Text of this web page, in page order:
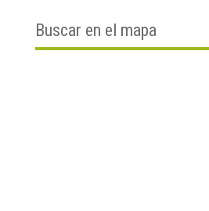
Buscar en el mapa